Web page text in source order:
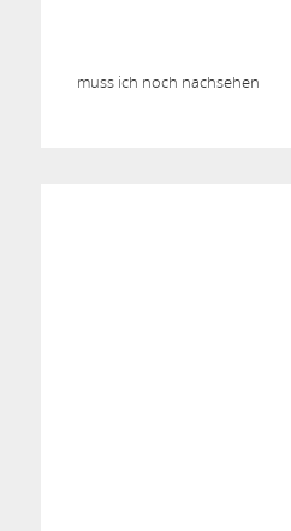
muss ich noch nachsehen